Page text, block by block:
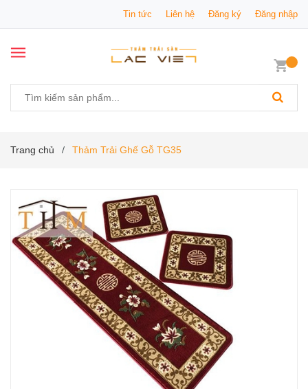
Tin tức Liên hệ Đăng ký Đăng nhập
Trang chủ / Thảm Trải Ghế Gỗ TG35